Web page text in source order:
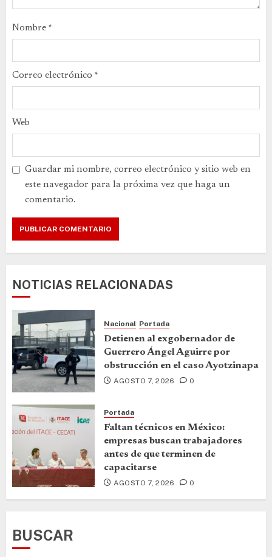
Nombre *
Correo electrónico *
Web
Guardar mi nombre, correo electrónico y sitio web en
este navegador para la próxima vez que haga un
comentario.
NOTICIAS RELACIONADAS
Nacional Portada
Detienen al exgobernador de
Guerrero Ángel Aguirre por
obstrucción en el caso Ayotzinapa
AGOSTO 7, 2026 0
Portada
Faltan técnicos en México:
empresas buscan trabajadores
antes de que terminen de
capacitarse
AGOSTO 7, 2026 0
BUSCAR